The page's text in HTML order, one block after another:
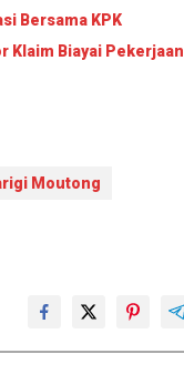
Bersama KPK
Klaim Biayai Pekerjaan
Moutong